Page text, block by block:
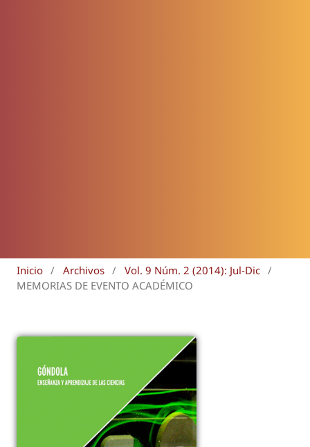
Inicio / Archivos / Vol. 9 Núm. 2 (2014): Jul-Dic /
MEMORIAS DE EVENTO ACADÉMICO